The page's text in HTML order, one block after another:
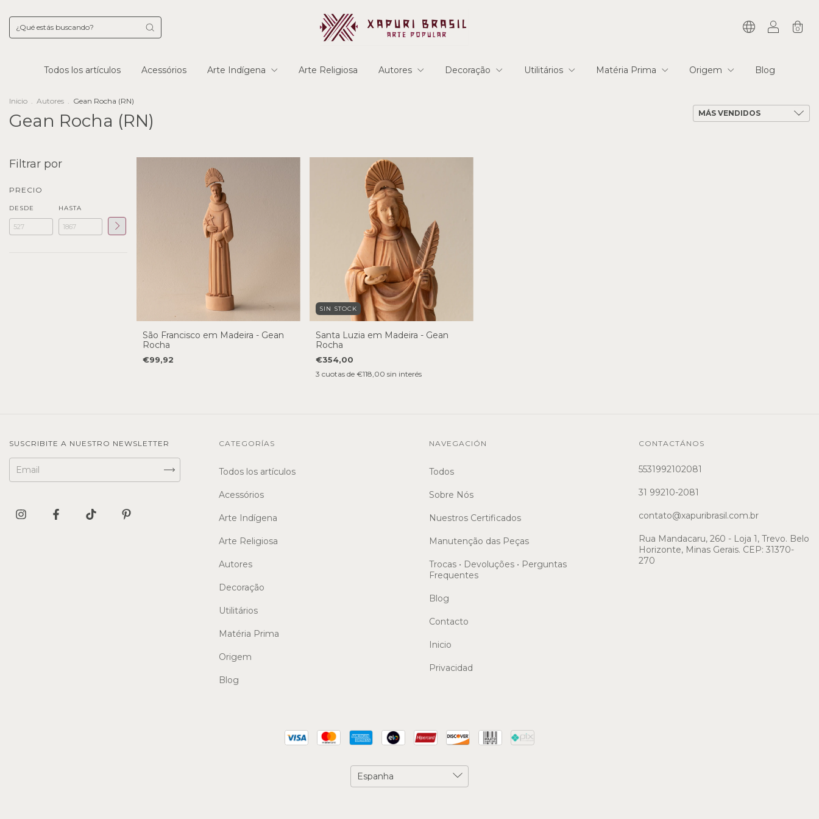
0
Todos los artículos Acessórios Arte Indígena Arte Religiosa Autores Decoração Utilitários Matéria Prima Origem Blog
Inicio . Autores . Gean Rocha (RN)
Gean Rocha (RN)
Filtrar por
PRECIO
DESDE HASTA
São Francisco em Madeira - Gean
Rocha
€99,92
SIN STOCK
Santa Luzia em Madeira - Gean
Rocha
€354,00
3 cuotas de €118,00 sin interés
SUSCRIBITE A NUESTRO NEWSLETTER CATEGORÍAS
Todos los artículos
Acessórios
Arte Indígena
Arte Religiosa
Autores
Decoração
Utilitários
Matéria Prima
Origem
Blog
NAVEGACIÓN
Todos
Sobre Nós
Nuestros Certificados
Manutenção das Peças
Trocas • Devoluções • Perguntas
Frequentes
Blog
Contacto
Inicio
Privacidad
CONTACTÁNOS
5531992102081
31 99210-2081
contato@xapuribrasil.com.br
Rua Mandacaru, 260 - Loja 1, Trevo. Belo
Horizonte, Minas Gerais. CEP: 31370-
270